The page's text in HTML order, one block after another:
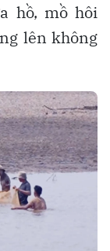
hồ, mồ hôi
lên không